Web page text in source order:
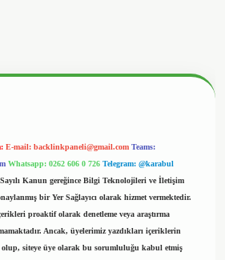
E-mail: backlinkpaneli@gmail.com Teams:
Whatsapp: 0262 606 0 726 Telegram: @karabul
Kanun gereğince Bilgi Teknolojileri ve İletişim
bir Yer Sağlayıcı olarak hizmet vermektedir.
proaktif olarak denetleme veya araştırma
Ancak, üyelerimiz yazdıkları içeriklerin
siteye üye olarak bu sorumluluğu kabul etmiş